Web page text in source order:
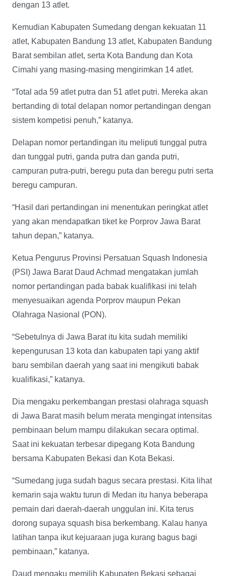
dengan 13 atlet.
Kemudian Kabupaten Sumedang dengan kekuatan 11
atlet, Kabupaten Bandung 13 atlet, Kabupaten Bandung
Barat sembilan atlet, serta Kota Bandung dan Kota
Cimahi yang masing-masing mengirimkan 14 atlet.
“Total ada 59 atlet putra dan 51 atlet putri. Mereka akan
bertanding di total delapan nomor pertandingan dengan
sistem kompetisi penuh,” katanya.
Delapan nomor pertandingan itu meliputi tunggal putra
dan tunggal putri, ganda putra dan ganda putri,
campuran putra-putri, beregu puta dan beregu putri serta
beregu campuran.
“Hasil dari pertandingan ini menentukan peringkat atlet
yang akan mendapatkan tiket ke Porprov Jawa Barat
tahun depan,” katanya.
Ketua Pengurus Provinsi Persatuan Squash Indonesia
(PSI) Jawa Barat Daud Achmad mengatakan jumlah
nomor pertandingan pada babak kualifikasi ini telah
menyesuaikan agenda Porprov maupun Pekan
Olahraga Nasional (PON).
“Sebetulnya di Jawa Barat itu kita sudah memiliki
kepengurusan 13 kota dan kabupaten tapi yang aktif
baru sembilan daerah yang saat ini mengikuti babak
kualifikasi,” katanya.
Dia mengaku perkembangan prestasi olahraga squash
di Jawa Barat masih belum merata mengingat intensitas
pembinaan belum mampu dilakukan secara optimal.
Saat ini kekuatan terbesar dipegang Kota Bandung
bersama Kabupaten Bekasi dan Kota Bekasi.
“Sumedang juga sudah bagus secara prestasi. Kita lihat
kemarin saja waktu turun di Medan itu hanya beberapa
pemain dari daerah-daerah unggulan ini. Kita terus
dorong supaya squash bisa berkembang. Kalau hanya
latihan tanpa ikut kejuaraan juga kurang bagus bagi
pembinaan,” katanya.
Daud mengaku memilih Kabupaten Bekasi sebagai